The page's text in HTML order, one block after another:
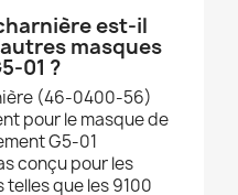
est-il
masques
01 ?
(46-0400-56)
pour le masque de
G5-01
conçu pour les
que les 9100